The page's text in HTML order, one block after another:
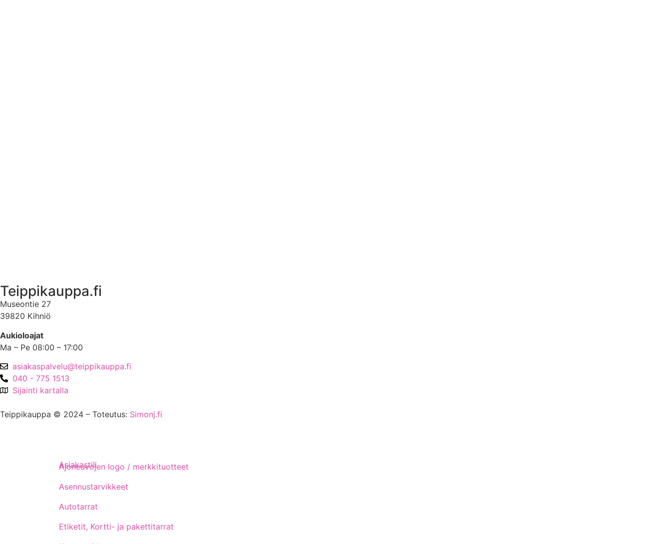
Teippikauppa.fi
Museontie 27
39820 Kihniö
Aukioloajat
Ma – Pe 08:00 – 17:00
asiakaspalvelu@teippikauppa.fi
040 - 775 1513
Sijainti kartalla
Teippikauppa © 2024 – Toteutus: Simonj.fi
Ajoneuvojen logo / merkkituotteet
Asennustarvikkeet
Autotarrat
Etiketit, Kortti- ja pakettitarrat
Asiakastili